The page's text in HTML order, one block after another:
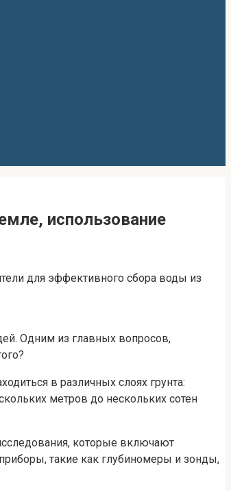
использование
для эффективного сбора воды из
Одним из главных вопросов,
в различных слоях грунта:
метров до нескольких сотен
которые включают
такие как глубиномеры и зонды,